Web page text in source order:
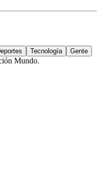
Tecnología Gente
Mundo.